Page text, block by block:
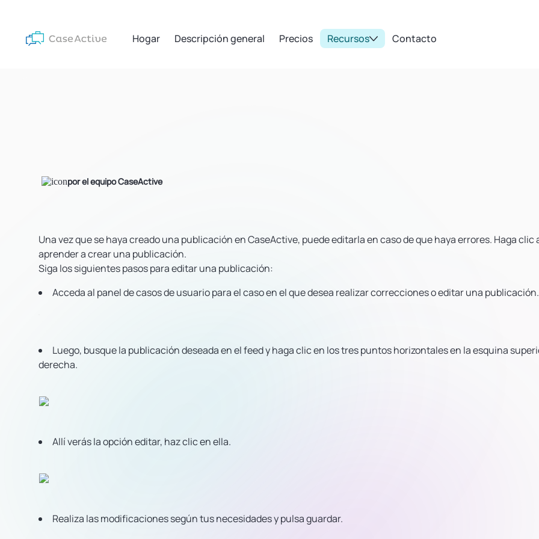
Hogar Descripción general Precios Recursos Contacto
por el equipo CaseActive
Una vez que se haya creado una publicación en CaseActive, puede editarla en caso de que haya errores. Haga clic
aprender a crear una publicación.
Siga los siguientes pasos para editar una publicación:
Acceda al panel de casos de usuario para el caso en el que desea realizar correcciones o editar una publicación.
Luego, busque la publicación deseada en el feed y haga clic en los tres puntos horizontales en la esquina
derecha.
Allí verás la opción editar, haz clic en ella.
Realiza las modificaciones según tus necesidades y pulsa guardar.